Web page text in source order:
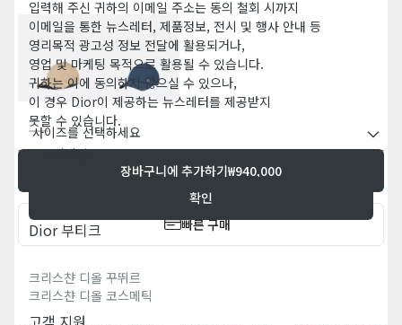
사이즈를 선택하세요
장바구니에 추가하기₩940,000
빠른 구매
입력해 주신 귀하의 이메일 주소는 동의 철회 시까지
이메일을 통한 뉴스레터, 제품정보, 전시 및 행사 안내 등
영리목적 광고성 정보 전달에 활용되거나,
영업 및 마케팅 목적으로 활용될 수 있습니다.
귀하는 이에 동의하지 않으실 수 있으나,
이 경우 Dior이 제공하는 뉴스레터를 제공받지
못할 수 있습니다.
이메일
확인
Dior 부티크
크리스챤 디올 꾸뛰르
크리스챤 디올 코스메틱